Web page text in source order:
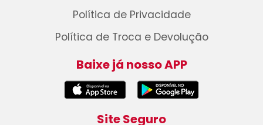
Política de Privacidade
Política de Troca e Devolução
Baixe já nosso APP
Site Seguro